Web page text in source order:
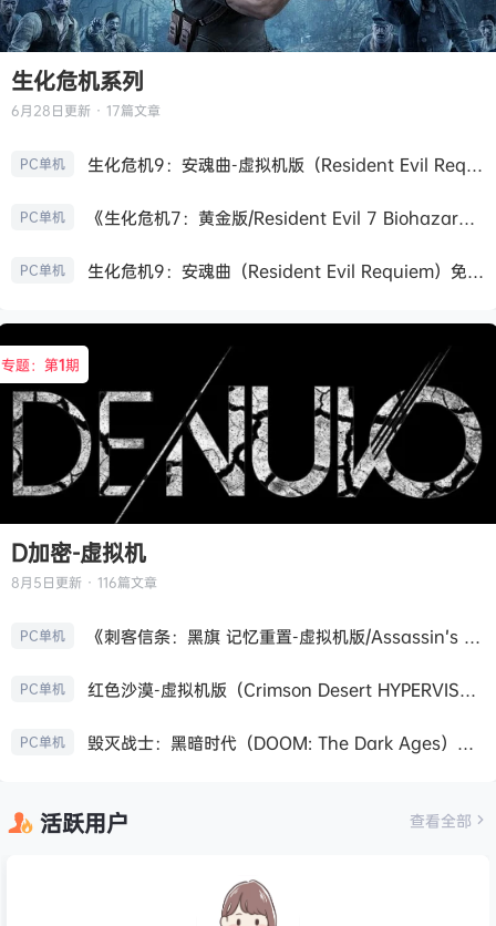
生化危机系列
6月28日更新 · 17篇文章
PC单机 生化危机9：安魂曲-虚拟机版（Resident Evil Requiem HYPERVISOR）免安装中文版
PC单机 《生化危机7：黄金版/Resident Evil 7 Biohazard》免安装中文版
PC单机 生化危机9：安魂曲（Resident Evil Requiem）免安装中文版
专题：第1期
D加密-虚拟机
8月5日更新 · 116篇文章
PC单机 《刺客信条：黑旗 记忆重置-虚拟机版/Assassin’s Creed Black Flag Resynced HYPERVISOR》免安装中文版
PC单机 红色沙漠-虚拟机版（Crimson Desert HYPERVISOR）免安装中文版
PC单机 毁灭战士：黑暗时代（DOOM: The Dark Ages）免安装中文版
活跃用户 查看全部